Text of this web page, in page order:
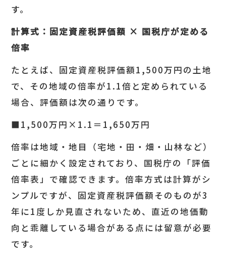
す。
計算式：固定資産税評価額 × 国税庁が定める
倍率
たとえば、固定資産税評価額1,500万円の土地
で、その地域の倍率が1.1倍と定められている
場合、評価額は次の通りです。
■1,500万円×1.1＝1,650万円
倍率は地域・地目（宅地・田・畑・山林など）
ごとに細かく設定されており、国税庁の「評価
倍率表」で確認できます。倍率方式は計算がシ
ンプルですが、固定資産税評価額そのものが3
年に1度しか見直されないため、直近の地価動
向と乖離している場合がある点には留意が必要
です。